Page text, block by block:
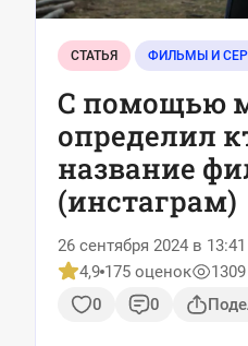
СТАТЬЯ ФИЛЬМЫ И
C помощью
определил
название
(инстаграм)
26 сентября 2024 в 13:41
4,9 175 оценок
1309
0
0